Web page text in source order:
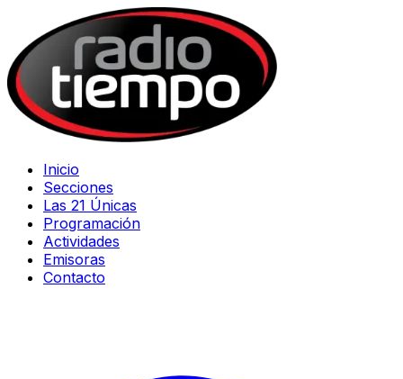
Inicio
Secciones
Las 21 Únicas
Programación
Actividades
Emisoras
Contacto